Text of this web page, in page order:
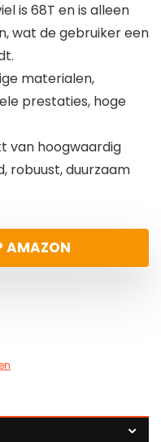
is 68T en is alleen
wat de gebruiker een
materialen,
prestaties, hoge
van hoogwaardig
robuust, duurzaam
AMAZON